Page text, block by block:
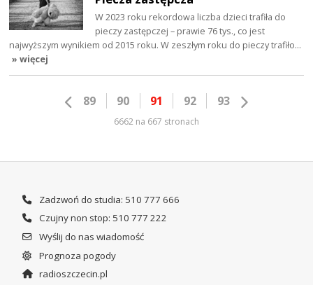
W 2023 roku rekordowa liczba dzieci trafiła do
pieczy zastępczej – prawie 76 tys., co jest
najwyższym wynikiem od 2015 roku. W zeszłym roku do pieczy trafiło…
» więcej
89 90 91 92 93
6662 na 667 stronach
Zadzwoń do studia: 510 777 666
Czujny non stop: 510 777 222
Wyślij do nas wiadomość
Prognoza pogody
radioszczecin.pl